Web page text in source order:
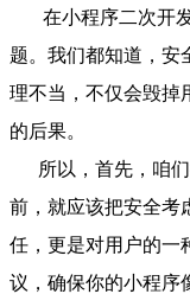
在小程序二次开发
题。我们都知道，安
理不当，不仅会毁掉
的后果。
所以，首先，咱
前，就应该把安全考
任，更是对用户的一
议，确保你的小程序